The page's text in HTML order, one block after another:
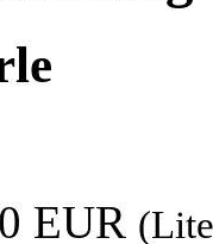
EUR